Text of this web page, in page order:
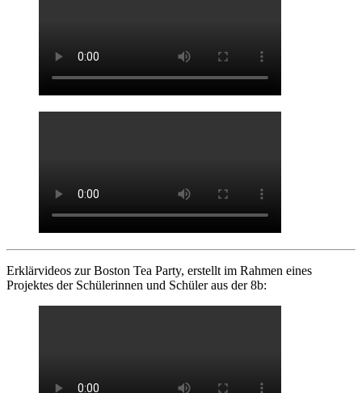
Erklärvideos zur Boston Tea Party, erstellt im Rahmen eines
Projektes der Schülerinnen und Schüler aus der 8b: